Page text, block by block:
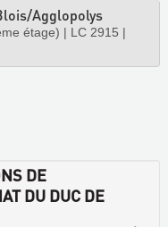
Agglopolys
étage) | LC 2915 |
DE
DU DUC DE